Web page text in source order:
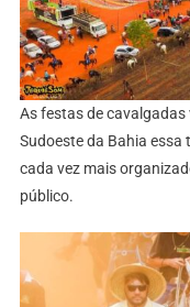
As festas de cavalgadas
Sudoeste da Bahia
cada vez mais
público.